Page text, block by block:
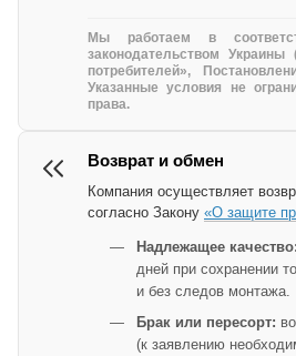
Мы работаем в
законодательством
потребителей»,
Указанные условия не
права.
Возврат и обмен
Компания осуществляет
согласно Закону «О защите
Надлежащее качество:
дней при сохранении
и без следов монтажа.
Брак или пересорт:
(к заявлению